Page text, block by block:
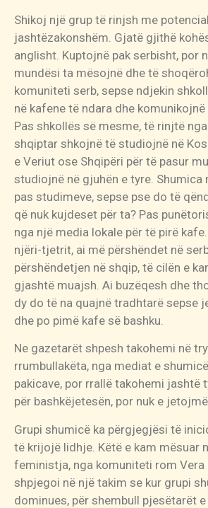
Shikoj një grup të rinjsh me
jashtëzakonshëm. Gjatë gjithë
anglisht. Kuptojnë pak serbisht, por
mundësi ta mësojnë dhe të
komuniteti serb, sepse ndjekin
në kafene të ndara dhe
Pas shkollës së mesme, të rinjtë
shqiptar shkojnë të studiojnë në
e Veriut ose Shqipëri për të pasur
studiojnë në gjuhën e tyre. Shumica
pas studimeve, sepse pse do të
që nuk kujdeset për ta? Pas
nga një media lokale për të pirë
njëri-tjetrit, ai më përshëndet në
përshëndetjen në shqip, të cilën e
gjashtë muajsh. Ai buzëqesh dhe
dy do të na quajnë tradhtarë sepse
dhe po pimë kafe së bashku.
Ne gazetarët shpesh takohemi në
rrumbullakëta, nga mediat e
pakicave, por rrallë takohemi jashtë
për bashkëjetesën, por nuk e
Grupi shumicë ka përgjegjësi të
të krijojë lidhje. Këtë e kam mësuar
feministja, nga komuniteti rom Vera
shpjegoi në një takim se kur grupi
dominues, për shembull pjesëtarët